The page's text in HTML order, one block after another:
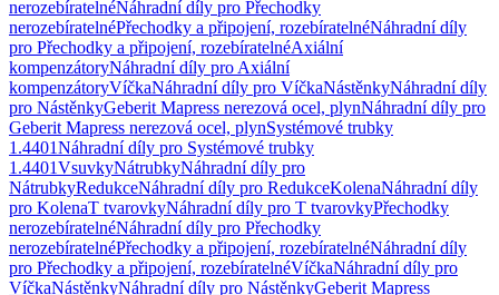
nerozebíratelnéNáhradní díly pro Přechodky
nerozebíratelnéPřechodky a připojení, rozebíratelnéNáhradní díly
pro Přechodky a připojení, rozebíratelnéAxiální
kompenzátoryNáhradní díly pro Axiální
kompenzátoryVíčkaNáhradní díly pro VíčkaNástěnkyNáhradní díly
pro NástěnkyGeberit Mapress nerezová ocel, plynNáhradní díly pro
Geberit Mapress nerezová ocel, plynSystémové trubky
1.4401Náhradní díly pro Systémové trubky
1.4401VsuvkyNátrubkyNáhradní díly pro
NátrubkyRedukceNáhradní díly pro RedukceKolenaNáhradní díly
pro KolenaT tvarovkyNáhradní díly pro T tvarovkyPřechodky
nerozebíratelnéNáhradní díly pro Přechodky
nerozebíratelnéPřechodky a připojení, rozebíratelnéNáhradní díly
pro Přechodky a připojení, rozebíratelnéVíčkaNáhradní díly pro
VíčkaNástěnkyNáhradní díly pro NástěnkyGeberit Mapress